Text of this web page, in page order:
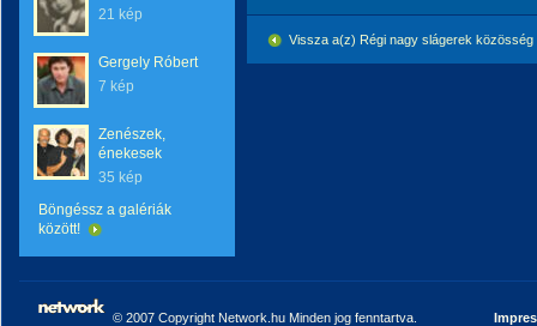
21 kép
Gergely Róbert
7 kép
Zenészek,
énekesek
35 kép
Böngéssz a galériák
között!
Vissza a(z) Régi nagy slágerek
© 2007 Copyright Network.hu Minden jog fenntartva.